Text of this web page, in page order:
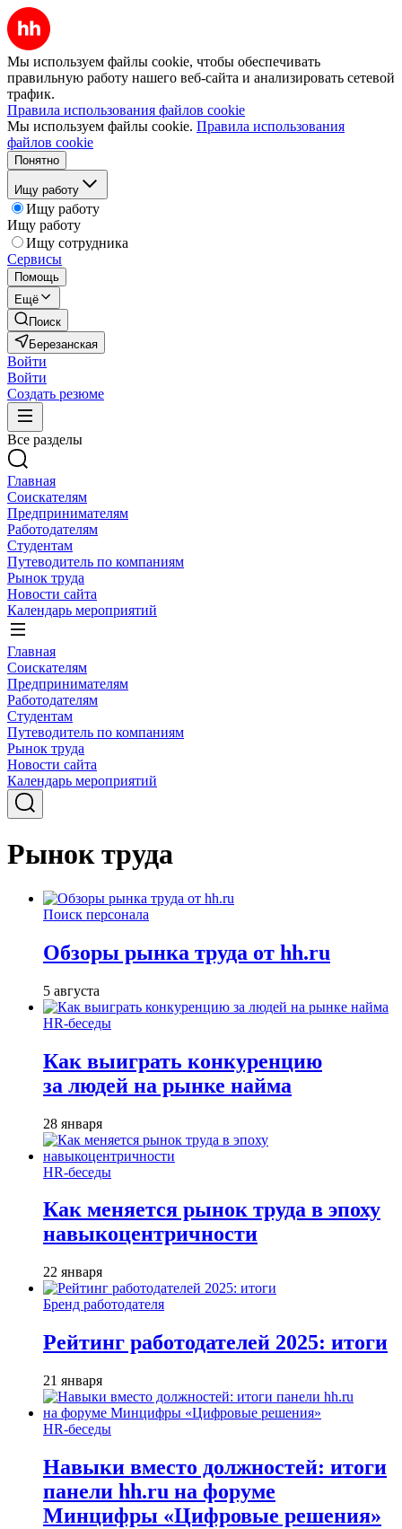
Мы используем файлы cookie, чтобы обеспечивать
правильную работу нашего веб-сайта и анализировать сетевой
трафик.
Правила использования файлов cookie
Мы используем файлы cookie. Правила использования
файлов cookie
Понятно
Ищу работу
Ищу работу
Ищу работу
Ищу сотрудника
Сервисы
Помощь
Ещё
Поиск
Березанская
Войти
Войти
Создать резюме
Все разделы
Главная
Соискателям
Предпринимателям
Работодателям
Студентам
Путеводитель по компаниям
Рынок труда
Новости сайта
Календарь мероприятий
Главная
Соискателям
Предпринимателям
Работодателям
Студентам
Путеводитель по компаниям
Рынок труда
Новости сайта
Календарь мероприятий
Рынок труда
Поиск персонала
Обзоры рынка труда от hh.ru
5 августа
HR-беседы
Как выиграть конкуренцию
за людей на рынке найма
28 января
HR-беседы
Как меняется рынок труда в эпоху
навыкоцентричности
22 января
Бренд работодателя
Рейтинг работодателей 2025: итоги
21 января
HR-беседы
Навыки вместо должностей: итоги
панели hh.ru на форуме
Минцифры «Цифровые решения»